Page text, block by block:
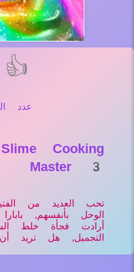
👍
عدد
Cooking
Master 3
تحب العديد من
الوحل بأنفسهم,
أرادت فجأة خلط
التجميل, هل تريد